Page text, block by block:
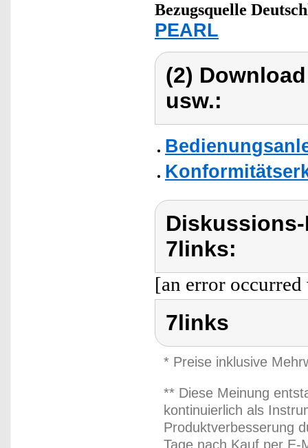
Bezugsquelle
PEARL
(2)
usw.:
7links:
[an error
7links
* Preise inklusive
** Diese Meinung
kontinuierlich als
Produktverbesserung
Tage nach Kauf per E-